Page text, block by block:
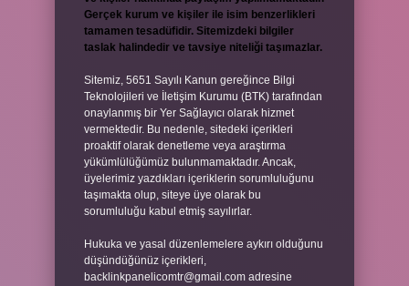
Gerçek kurum ve kişiler ile isim benzerlikleri
tamamen tesadüfidir. Sitemizdeki bilgiler
taslak halindedir ve tavsiye niteliği taşımazlar.
Sitemiz, 5651 Sayılı Kanun gereğince Bilgi
Teknolojileri ve İletişim Kurumu (BTK) tarafından
onaylanmış bir Yer Sağlayıcı olarak hizmet
vermektedir. Bu nedenle, sitedeki içerikleri
proaktif olarak denetleme veya araştırma
yükümlülüğümüz bulunmamaktadır. Ancak,
üyelerimiz yazdıkları içeriklerin sorumluluğunu
taşımakta olup, siteye üye olarak bu
sorumluluğu kabul etmiş sayılırlar.
Hukuka ve yasal düzenlemelere aykırı olduğunu
düşündüğünüz içerikleri,
backlinkpanelicomtr@gmail.com adresine